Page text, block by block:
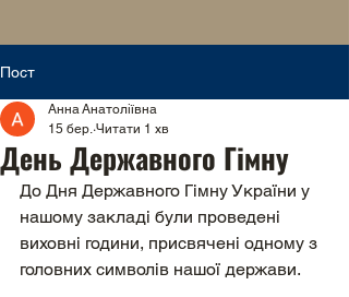
Пост
День Державного Гімну
Анна Анатоліївна
15 бер. Читати 1 хв
До Дня Державного Гімну України у
нашому закладі були проведені
виховні години, присвячені одному з
головних символів нашої держави.